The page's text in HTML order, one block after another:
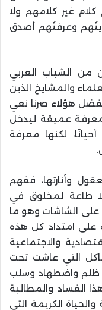
غير كلامهم ولا
وعرفتُهم أصدق
من الشباب العربي
والمشايخ الذين
هؤلاء صرنا نعي
عميقة ليدخل
لكنها معرفة
وأنارتها، ففهم
طاعة لمخلوق في
على الشاشات وهو ما
على امتداد كل هذه
والاجتماعية
التي عاشت تحت
ظلم واضطهاد وسلب
الفساد والمطالبة
والحياة الكريمة التي